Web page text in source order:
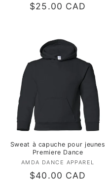
Prix
$25.00 CAD
Sweat à capuche pour jeunes
Premiere Dance
Fournisseur :
AMDA DANCE APPAREL
Prix
$40.00 CAD